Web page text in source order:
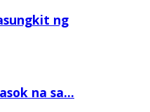
ng
na sa...